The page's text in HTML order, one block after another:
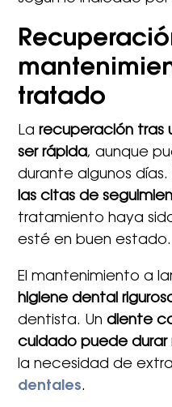
tratado
Larecuperación tras
ser rápida, aunque
durante algunos
las citas de
tratamiento haya
esté en buen estado.
El mantenimiento a
higiene dental
dentista. Undiente
cuidado puede durar
la necesidad de
dentales.​